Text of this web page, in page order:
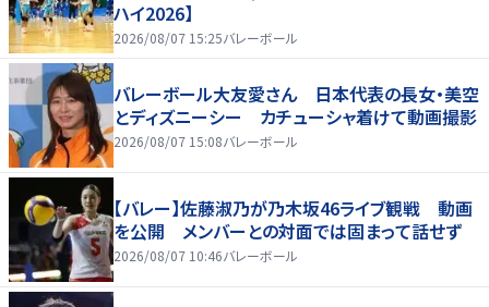
ハイ2026】
2026/08/07 15:25バレーボール
バレーボール大友愛さん 日本代表の長女・美空
とディズニーシー カチューシャ着けて動画撮影
2026/08/07 15:08バレーボール
【バレー】佐藤淑乃が乃木坂46ライブ観戦 動画
を公開 メンバーとの対面では固まって話せず
2026/08/07 10:46バレーボール